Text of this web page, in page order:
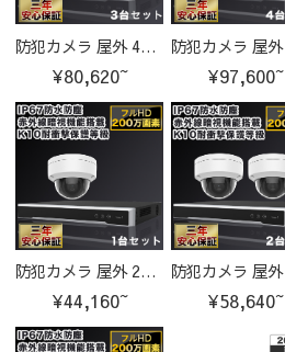
防犯カメラ 屋外 400万画素 固定レンズ2.8mm IP67防塵防水 IPカメラ 3台セット
¥80,620~ ¥97,600~
防犯カメラ 屋外 200万画素 固定レンズ2.8mm IP67防塵防水 IPカメラ 1台セット
¥44,160~ ¥58,640~